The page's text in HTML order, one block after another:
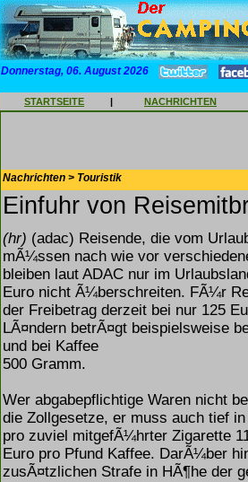
Donnerstag, 06. August 2026
STARTSEITE | NACHRICHTEN
Nachrichten > Touristik
Einfuhr von
(hr) (adac) Reisende, die vom
mÃ¼ssen nach wie vor
bleiben laut ADAC nur im
Euro nicht Ã¼berschreiten. FÃ¼r
der Freibetrag derzeit bei nur 125
LÃ¤ndern betrÃ¤gt beispielsweise
und bei Kaffee
500 Gramm.
Wer abgabepflichtige Waren nicht
die Zollgesetze, er muss auch tief
pro zuviel mitgefÃ¼hrter Zigarette
Euro pro Pfund Kaffee. DarÃ¼ber
zusÃ¤tzlichen Strafe in HÃ¶he der